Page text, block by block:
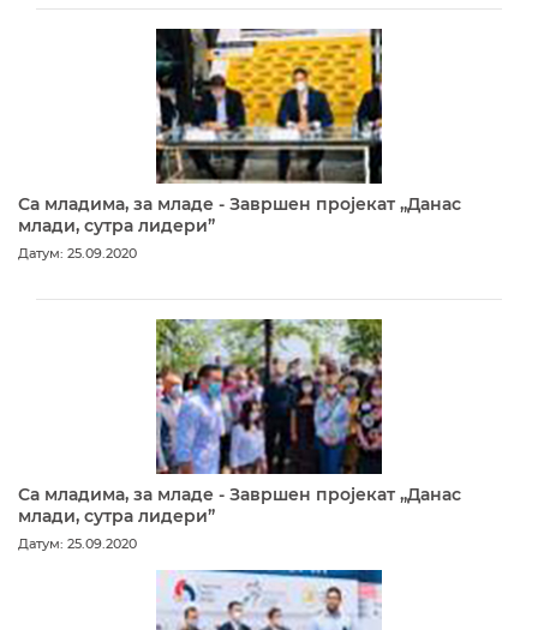
Са младима, за младе - Завршен пројекат „Данас
млади, сутра лидери”
Датум: 25.09.2020
Са младима, за младе - Завршен пројекат „Данас
млади, сутра лидери”
Датум: 25.09.2020